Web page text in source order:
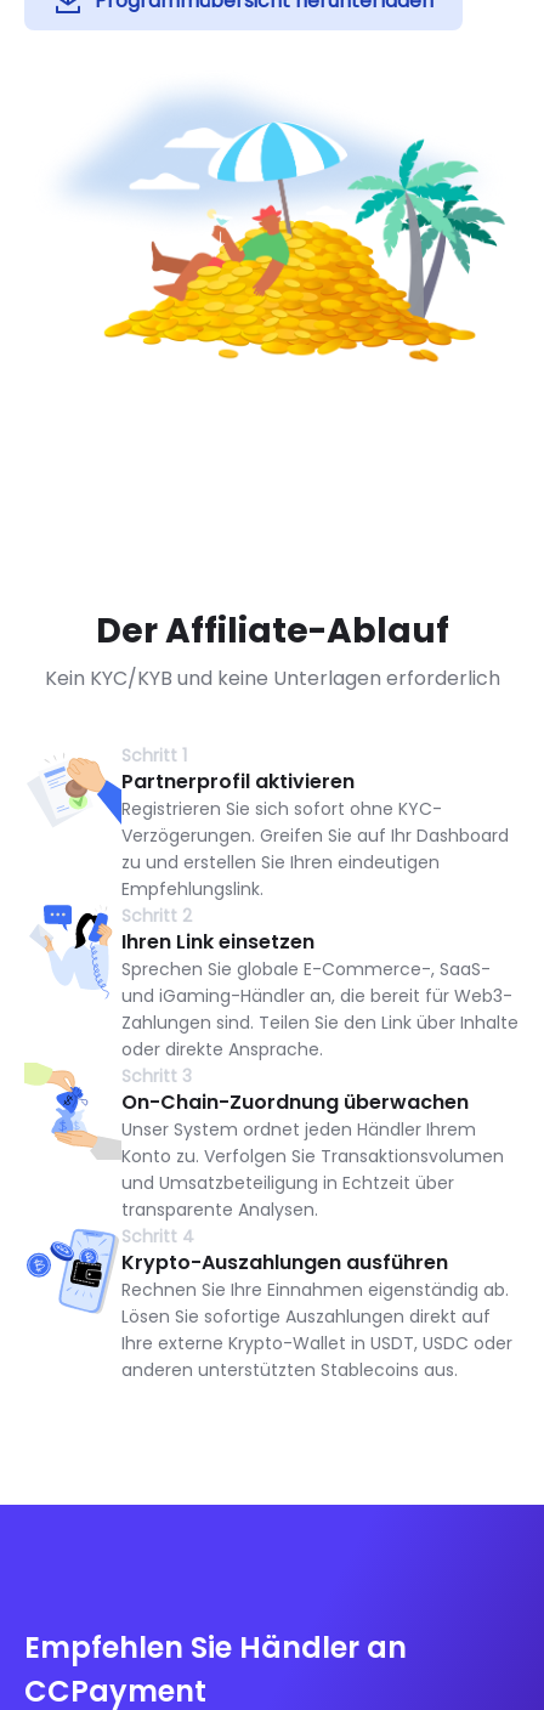
Der Affiliate-Ablauf
Kein KYC/KYB und keine Unterlagen erforderlich
Schritt 1
Partnerprofil aktivieren
Registrieren Sie sich sofort ohne KYC-
Verzögerungen. Greifen Sie auf Ihr Dashboard
zu und erstellen Sie Ihren eindeutigen
Empfehlungslink.
Schritt 2
Ihren Link einsetzen
Sprechen Sie globale E-Commerce-, SaaS-
und iGaming-Händler an, die bereit für Web3-
Zahlungen sind. Teilen Sie den Link über Inhalte
oder direkte Ansprache.
Schritt 3
On-Chain-Zuordnung überwachen
Unser System ordnet jeden Händler Ihrem
Konto zu. Verfolgen Sie Transaktionsvolumen
und Umsatzbeteiligung in Echtzeit über
transparente Analysen.
Schritt 4
Krypto-Auszahlungen ausführen
Rechnen Sie Ihre Einnahmen eigenständig ab.
Lösen Sie sofortige Auszahlungen direkt auf
Ihre externe Krypto-Wallet in USDT, USDC oder
anderen unterstützten Stablecoins aus.
Empfehlen Sie Händler an
CCPayment